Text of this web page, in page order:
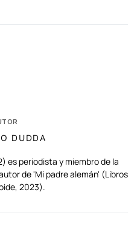
DUDDA
es periodista y miembro de la
de 'Mi padre alemán' (Libros
2023).